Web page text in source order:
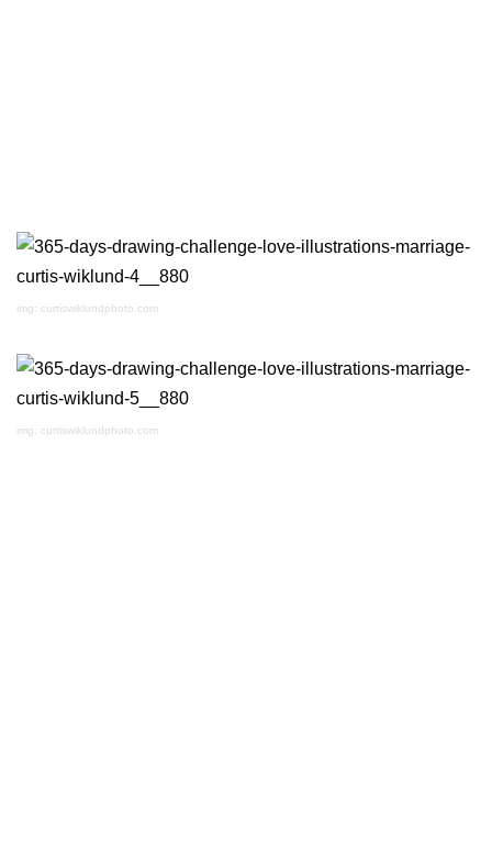
img: curtiswiklundphoto.com
img: curtiswiklundphoto.com